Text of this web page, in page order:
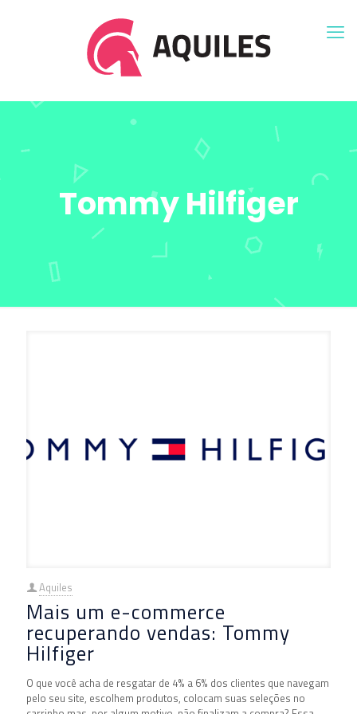
Tommy Hilfiger
Aquiles
Mais um e-commerce
recuperando vendas: Tommy
Hilfiger
O que você acha de resgatar de 4% a 6% dos clientes que navegam
pelo seu site, escolhem produtos, colocam suas seleções no